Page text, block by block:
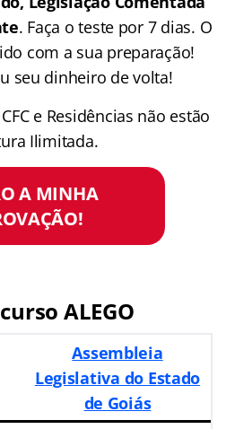
. Faça o teste por 7 dias. O
com a sua preparação!
seu dinheiro de volta!
e Residências não estão
Ilimitada.
A MINHA
ALEGO
Assembleia
Legislativa do Estado
de Goiás